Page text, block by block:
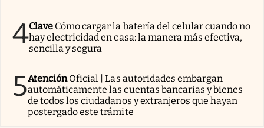
4Clave Cómo cargar la batería del celular cuando no
hay electricidad en casa: la manera más efectiva,
sencilla y segura
5AtenciónOficial | Las autoridades embargan
automáticamente las cuentas bancarias y bienes
de todos los ciudadanos y extranjeros que hayan
postergado este trámite